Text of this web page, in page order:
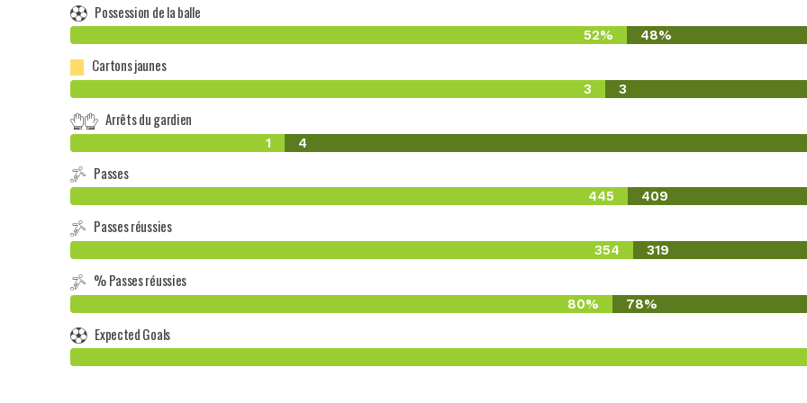
Possession de la balle
52% 48%
Cartons jaunes
3 3
Arrêts du gardien
1 4
Passes
445 409
Passes réussies
354 319
% Passes réussies
80% 78%
Expected Goals